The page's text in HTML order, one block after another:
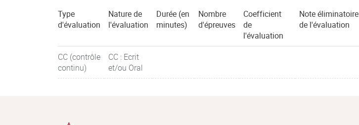
Type
d'évaluation
Nature de
l'évaluation
Durée (en
minutes)
Nombre
d'épreuves
Coefficient
de
l'évaluation
Note éliminatoire
de l'évaluation
CC (contrôle
continu)
CC : Ecrit
et/ou Oral